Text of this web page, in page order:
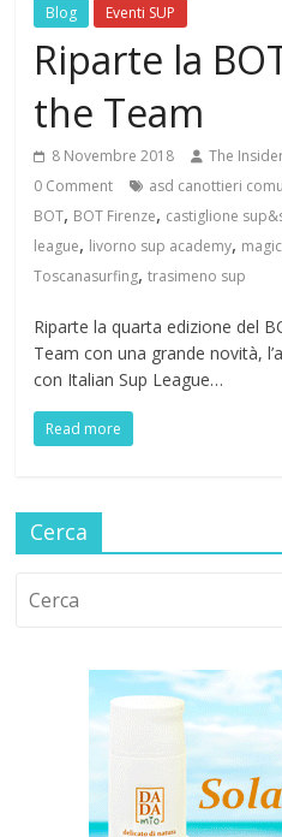
Blog Eventi SUP
Riparte la
the Team
8 Novembre 2018 The
0 Comment
asd canottieri
BOT, BOT Firenze, castiglione
league, livorno sup academy,
Toscanasurfing,trasimeno sup
Riparte la quarta edizione del
Team con una grande novità,
con Italian Sup League…
Read more
Cerca